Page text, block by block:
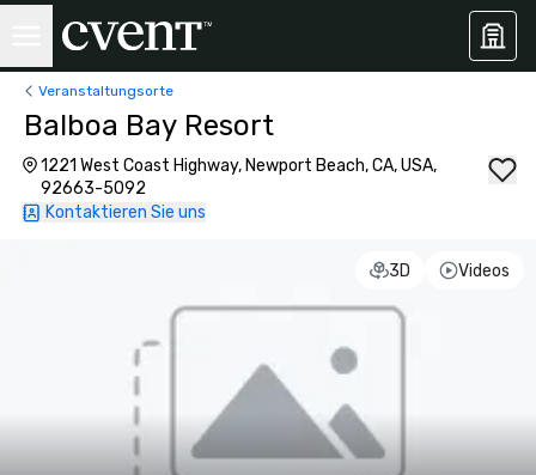
Veranstaltungsorte
Balboa Bay Resort
1221 West Coast Highway, Newport Beach, CA, USA,
92663-5092
Kontaktieren Sie uns
3D Videos